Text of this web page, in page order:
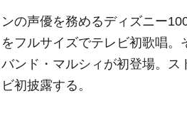
の声優を務めるディズニー
をフルサイズでテレビ初歌唱
ンド・マルシィが初登場。
初披露する。